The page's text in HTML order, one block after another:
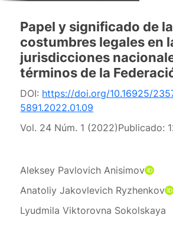
Papel y significado de
costumbres legales en
jurisdicciones
términos de la
DOI: https://doi.org/10.16925/
5891.2022.01.09
Vol. 24 Núm. 1 (2022)Publicado:
Aleksey Pavlovich Anisimov
Anatoliy Jakovlevich Ryzhenkov
Lyudmila Viktorovna Sokolskaya